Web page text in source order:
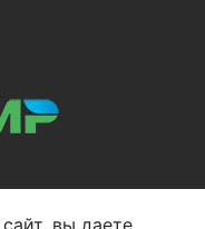
вы даете